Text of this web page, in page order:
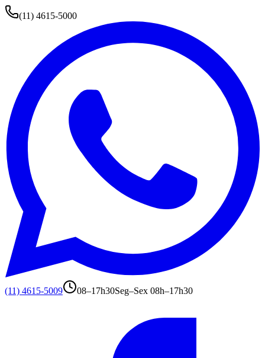
(11) 4615-5000
(11) 4615-5009 08–17h30Seg–Sex 08h–17h30